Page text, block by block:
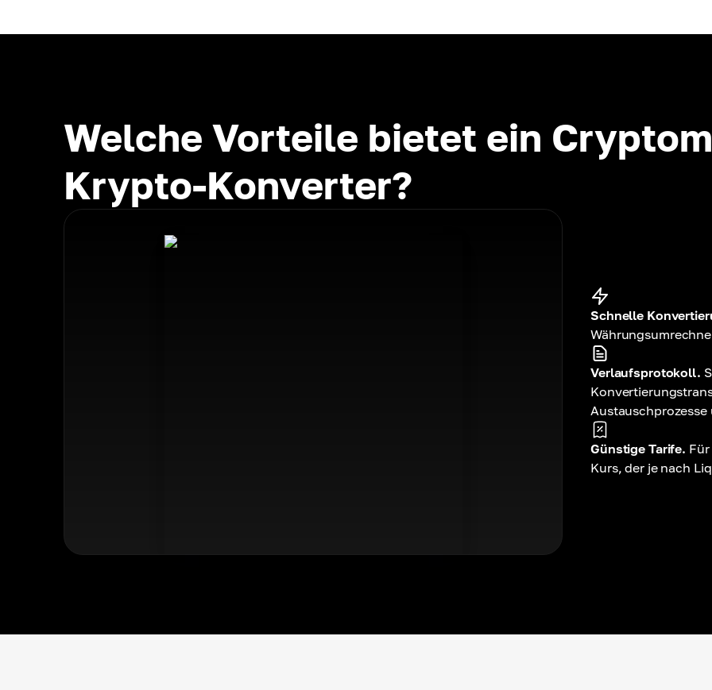
Welche Vorteile bietet ein
Krypto-Konverter?
Schnelle
Verlaufsprotokoll.
Günstige Tarife.
Kurs, der je nach